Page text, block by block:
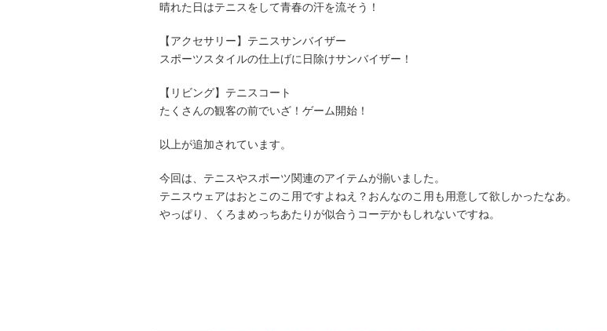
晴れた日はテニスをして青春の汗を流そう！
【アクセサリー】テニスサンバイザー
スポーツスタイルの仕上げに日除けサンバイザー！
【リビング】テニスコート
たくさんの観客の前でいざ！ゲーム開始！
以上が追加されています。
今回は、テニスやスポーツ関連のアイテムが揃いました。
テニスウェアはおとこのこ用ですよねえ？おんなのこ用も用意して欲しかったなあ。
やっぱり、くろまめっちあたりが似合うコーデかもしれないですね。